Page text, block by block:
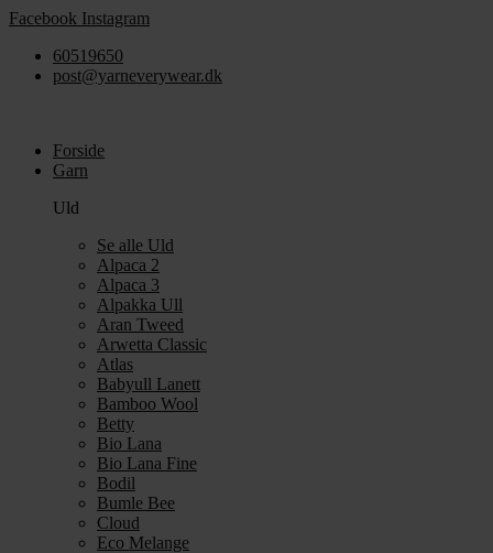
Videre
indhold
Facebook Instagram
60519650
post@yarneverywear.dk
Forside
Garn
Uld
Se alle Uld
Alpaca 2
Alpaca 3
Alpakka Ull
Aran Tweed
Arwetta Classic
Atlas
Babyull Lanett
Bamboo Wool
Betty
Bio Lana
Bio Lana Fine
Bodil
Bumle Bee
Cloud
Eco Melange